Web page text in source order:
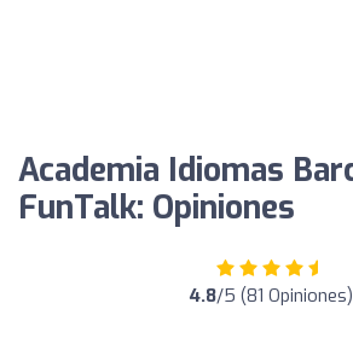
Academia Idiomas
FunTalk: Opiniones
4.8/5 (81 Opiniones)